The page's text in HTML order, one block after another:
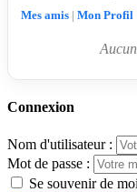
Mes amis | Mon Profil
Connexion
Nom d'utilisateur :
Mot de passe :
Se souvenir de moi